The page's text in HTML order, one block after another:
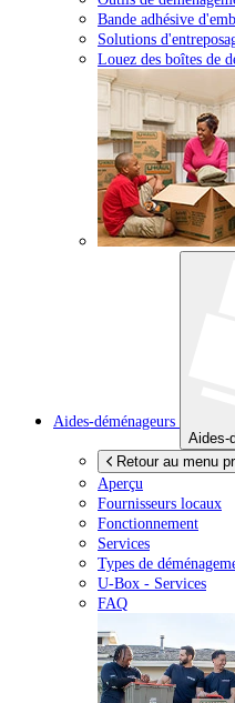
Bande adhésive
Solutions
Louez des boîtes de
Aides-déménageurs
Aides-
Retour au menu
Aperçu
Fournisseurs locaux
Fonctionnement
Services
Types de
U-Box - Services
FAQ